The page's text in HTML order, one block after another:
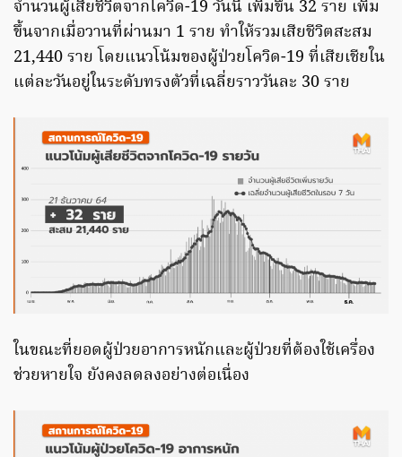
จำนวนผู้เสียชีวิตจากโควิด-19 วันนี้ เพิ่มขึ้น 32 ราย เพิ่ม
ขึ้นจากเมื่อวานที่ผ่านมา 1 ราย ทำให้รวมเสียชีวิตสะสม
21,440 ราย โดยแนวโน้มของผู้ป่วยโควิด-19 ที่เสียเชียใน
แต่ละวันอยู่ในระดับทรงตัวที่เฉลี่ยราววันละ 30 ราย
ในขณะที่ยอดผู้ป่วยอาการหนักและผู้ป่วยที่ต้องใช้เครื่อง
ช่วยหายใจ ยังคงลดลงอย่างต่อเนื่อง